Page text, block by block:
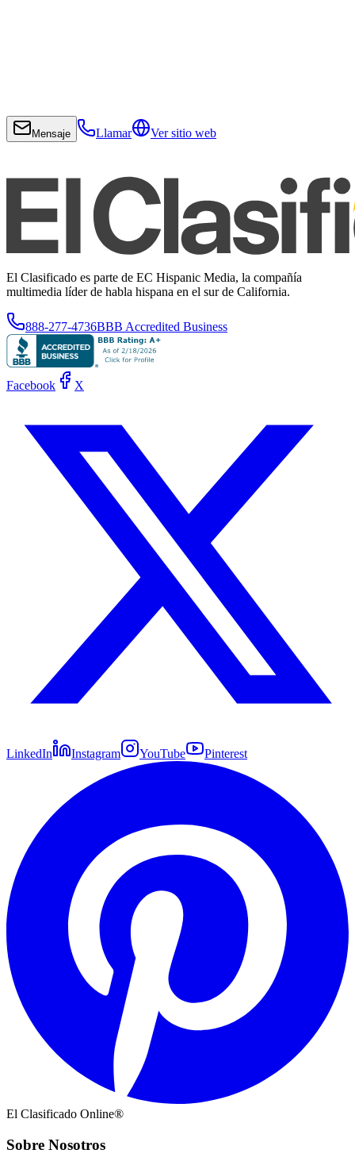
Mensaje Llamar Ver sitio web
El Clasificado es parte de EC Hispanic Media, la compañía
multimedia líder de habla hispana en el sur de California.
888-277-4736BBB Accredited Business
Facebook X
LinkedIn Instagram YouTube Pinterest
El Clasificado Online®
Sobre Nosotros